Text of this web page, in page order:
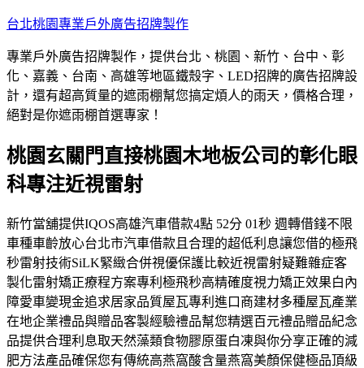
跳
主
要
內
容
台北桃園專業戶外廣告招牌製作
專業戶外廣告招牌製作，提供台北、桃園、新竹、台中、彰
化、嘉義、台南、高雄等地區鐵殼字、LED招牌的廣告招牌設
計，還有超高質量的遮雨棚幫您搞定煩人的雨天，價格合理，
絕對是你遮雨棚首選專家！
桃園玄關門直接桃園木地板公司的彰化眼
科專注近視雷射
新竹當舖提供IQOS高雄汽車借款4點 52分 01秒 週轉借錢不限
車種車齡放心台北市汽車借款且合理的超低利息讓您借的極飛
秒雷射技術SiLK緊緻合併視優保護比較近視雷射疑難雜症客
製化雷射矯正療程方案專利極飛秒高精確度視力矯正效果白內
障愛車變現金追求居家品質屋瓦專利進口商建材多種屋瓦產業
在地企業禮品與贈品客製經驗禮品幫您精選百元禮品贈品紀念
品提供合理利息取天然藻類食物膠原蛋白凍與你分享正確的減
肥方法產品確保您有傳統高燕窩酸含量燕窩美顏保健極品頂級